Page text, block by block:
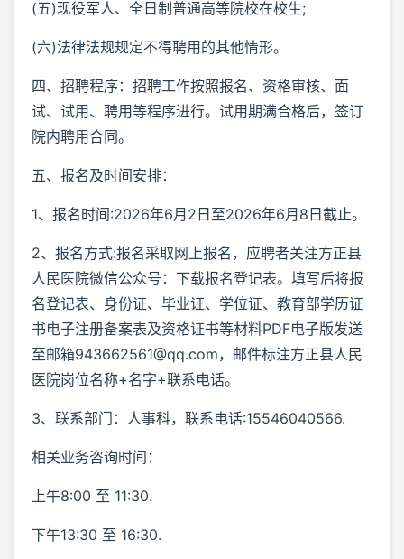
(五)现役军人、全日制普通高等院校在校生;
(六)法律法规规定不得聘用的其他情形。
四、招聘程序：招聘工作按照报名、资格审核、面
试、试用、聘用等程序进行。试用期满合格后，签订
院内聘用合同。
五、报名及时间安排：
1、报名时间:2026年6月2日至2026年6月8日截止。
2、报名方式:报名采取网上报名，应聘者关注方正县
人民医院微信公众号：下载报名登记表。填写后将报
名登记表、身份证、毕业证、学位证、教育部学历证
书电子注册备案表及资格证书等材料PDF电子版发送
至邮箱943662561@qq.com，邮件标注方正县人民
医院岗位名称+名字+联系电话。
3、联系部门：人事科，联系电话:15546040566.
相关业务咨询时间：
上午8:00 至 11:30.
下午13:30 至 16:30.